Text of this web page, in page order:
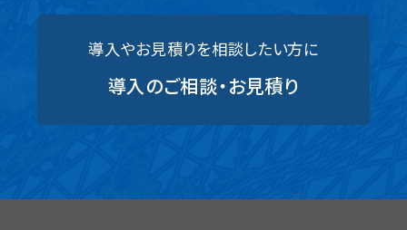
導入やお見積りを相談したい方に
導入のご相談・お見積り